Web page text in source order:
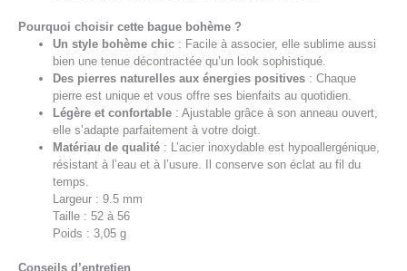
Pourquoi choisir cette bague bohème ?
Un style bohème chic : Facile à associer, elle sublime aussi
bien une tenue décontractée qu’un look sophistiqué.
Des pierres naturelles aux énergies positives : Chaque
pierre est unique et vous offre ses bienfaits au quotidien.
Légère et confortable : Ajustable grâce à son anneau ouvert,
elle s’adapte parfaitement à votre doigt.
Matériau de qualité : L’acier inoxydable est hypoallergénique,
résistant à l’eau et à l’usure. Il conserve son éclat au fil du
temps.
Largeur : 9.5 mm
Taille : 52 à 56
Poids : 3,05 g
Conseils d’entretien